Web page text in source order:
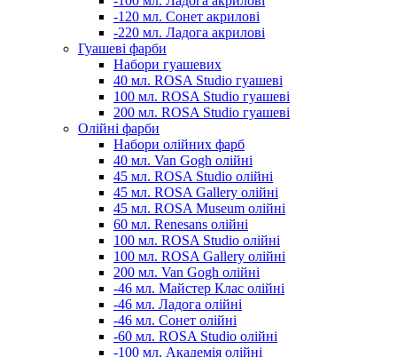
-120 мл. Сонет акрилові
-220 мл. Ладога акрилові
Гуашеві фарби
Набори гуашевих
40 мл. ROSA Studio гуашеві
100 мл. ROSA Studio гуашеві
200 мл. ROSA Studio гуашеві
Олійні фарби
Набори олійних фарб
40 мл. Van Gogh олійні
45 мл. ROSA Studio олійні
45 мл. ROSA Gallery олійні
45 мл. ROSA Museum олійні
60 мл. Renesans олійні
100 мл. ROSA Studio олійні
100 мл. ROSA Gallery олійні
200 мл. Van Gogh олійні
-46 мл. Майстер Клас олійні
-46 мл. Ладога олійні
-46 мл. Сонет олійні
-60 мл. ROSA Studio олійні
-100 мл. Академія олійні